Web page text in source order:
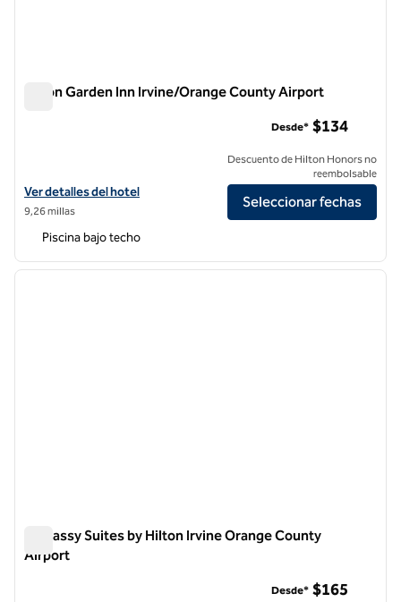
Hilton Garden Inn Irvine/Orange County Airport
Ver detalles del hotel Hilton Garden Inn Irvine/Orange County Airport
Ver detalles del hotel
9,26 millas
Desde* $134
Descuento de Hilton Honors no
reembolsable
Seleccionar fechas
Piscina bajo techo
1 de 12
Embassy Suites by Hilton Irvine Orange County
Airport
Desde* $165